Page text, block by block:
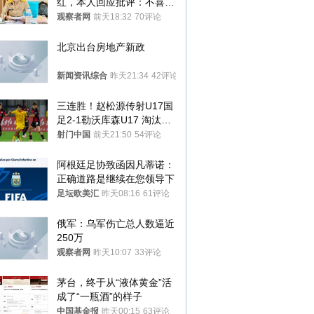
就别看
观察者网 前天18:32 70评论
北京出台房地产新政
新闻资讯综合 昨天21:34 42评论
三连胜！赵松源传射U17国
足2-1勒沃库森U17 淘汰赛
将战河床
射门中国 前天21:50 54评论
阿根廷足协致函因凡蒂诺：
正确道路是继续在您领导下
足坛欧美汇 昨天08:16 61评论
俄军：乌军伤亡总人数逼近
250万
观察者网 昨天10:07 33评论
茅台，终于从“液体黄金”活
成了“一瓶酒”的样子
中国基金报 昨天00:15 63评论